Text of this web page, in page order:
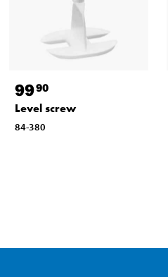
9990
Level screw
84-380